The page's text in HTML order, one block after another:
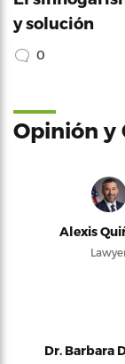
y solución
0
Opinión y
Alexis
Dr. Barbara